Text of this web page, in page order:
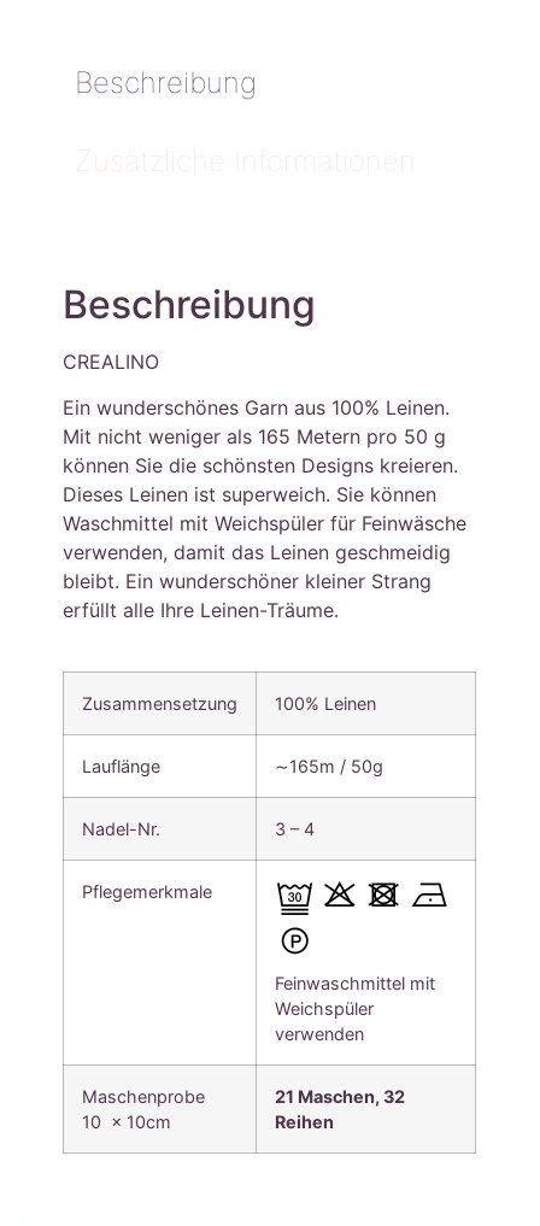
Beschreibung
Zusätzliche Informationen
Beschreibung
CREALINO
Ein wunderschönes Garn aus 100% Leinen.
Mit nicht weniger als 165 Metern pro 50 g
können Sie die schönsten Designs kreieren.
Dieses Leinen ist superweich. Sie können
Waschmittel mit Weichspüler für Feinwäsche
verwenden, damit das Leinen geschmeidig
bleibt. Ein wunderschöner kleiner Strang
erfüllt alle Ihre Leinen-Träume.
Zusammensetzung 100% Leinen
Lauflänge ∼165m / 50g
Nadel-Nr. 3 – 4
Pflegemerkmale
Feinwaschmittel mit
Weichspüler
verwenden
Maschenprobe
10 x 10cm
21 Maschen, 32
Reihen